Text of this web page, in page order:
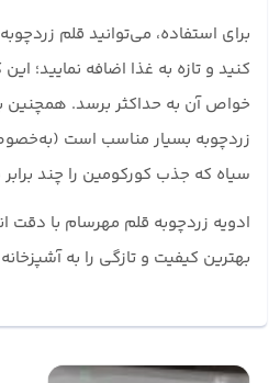
برای استفاده، می‌توانید قلم
کنید و تازه به غذا اضافه نمایید؛
خواص آن به حداکثر برسد. همچنین
زردچوبه بسیار مناسب است
سیاه که جذب کورکومین را چند
ادویه زردچوبه قلم مهرسام با دقت
بهترین کیفیت و تازگی را به